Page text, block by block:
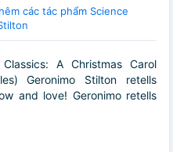
các tác phẩm Science
A Christmas Carol
Geronimo Stilton retells
and love! Geronimo retells